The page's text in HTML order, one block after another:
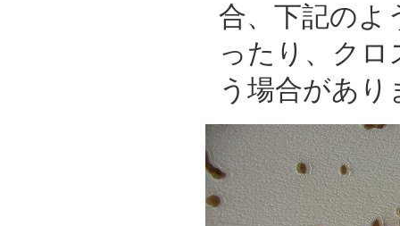
合、下記のよ
ったり、ク
う場合があり